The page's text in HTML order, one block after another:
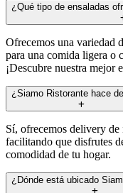
¿Qué tipo de ensaladas
Ofrecemos una variedad
para una comida ligera o
¡Descubre nuestra mejor
¿Siamo Ristorante hace
Sí, ofrecemos delivery de
facilitando que disfrutes
comodidad de tu hogar.
¿Dónde está ubicado